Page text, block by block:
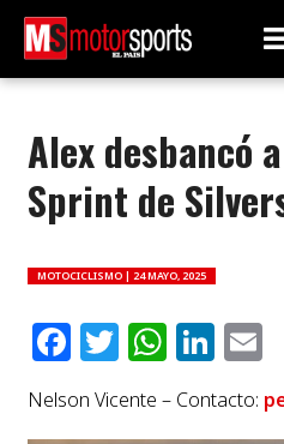
Alex desbancó
Sprint de
MOTOCICLISMO | 24 MAYO, 2025
Facebook
Twitter
Nelson Vicente – Contacto: